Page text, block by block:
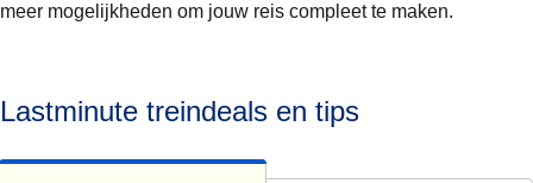
meer mogelijkheden om jouw reis compleet te maken.
Lastminute treindeals en tips